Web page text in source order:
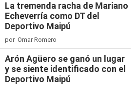
La tremenda racha de Mariano
Echeverría como DT del
Deportivo Maipú
por Omar Romero
Arón Agüero se ganó un lugar
y se siente identificado con el
Deportivo Maipú